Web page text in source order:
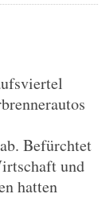
Befürchtet
und
hatten